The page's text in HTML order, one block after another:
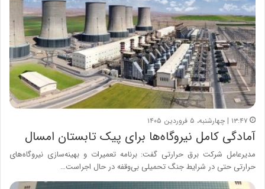
۱۳:۴۷ | چهارشنبه، ۵ فروردین ۱۴۰۵
آمادگی کامل نیروگاه‌ها برای پیک تابستان امسال
مدیرعامل شرکت برق حرارتی گفت: برنامه تعمیرات و بهینه‌سازی نیروگاه‌های
حرارتی حتی در شرایط جنگ تحمیلی بی‌وقفه در حال اجراست…